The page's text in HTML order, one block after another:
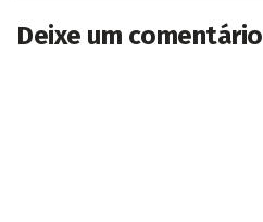
Deixe um comentário